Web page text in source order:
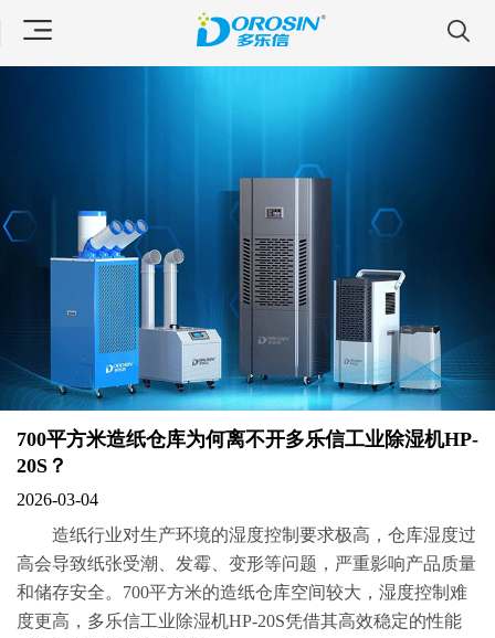
700平方米造纸仓库为何离不开多乐信工业除湿机HP-
20S？
2026-03-04
造纸行业对生产环境的湿度控制要求极高，仓库湿度过
高会导致纸张受潮、发霉、变形等问题，严重影响产品质量
和储存安全。700平方米的造纸仓库空间较大，湿度控制难
度更高，多乐信工业除湿机HP-20S凭借其高效稳定的性能